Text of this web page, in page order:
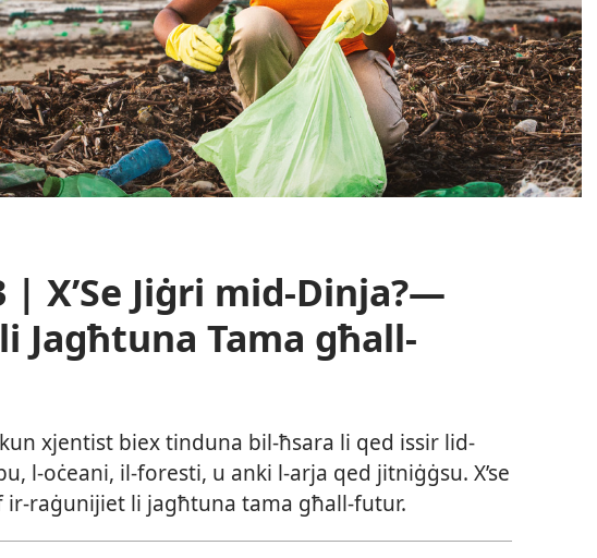
| X’Se Jiġri mid-Dinja?—
Jagħtuna Tama għall-
xjentist biex tinduna bil-ħsara li qed issir lid-
l-oċeani, il-foresti, u anki l-arja qed jitniġġsu. X’se
ir-raġunijiet li jagħtuna tama għall-futur.